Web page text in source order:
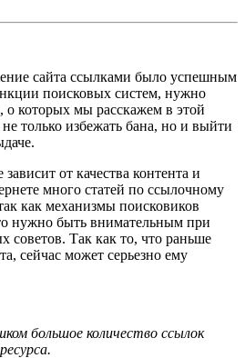
сайта ссылками было успешным
поисковых систем, нужно
о которых мы расскажем в этой
только избежать бана, но и выйти
от качества контента и
много статей по ссылочному
как механизмы поисковиков
нужно быть внимательным при
советов. Так как то, что раньше
сейчас может серьезно ему
большое количество ссылок